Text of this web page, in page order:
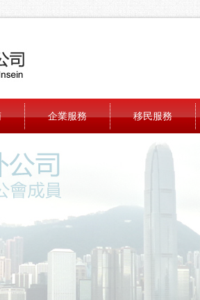
企業服務 移民服務